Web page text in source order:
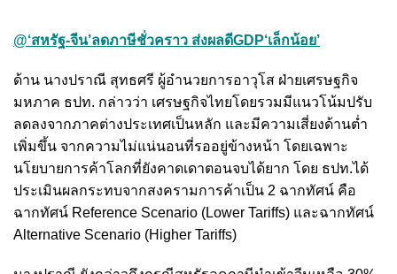
@‘สหรัฐ-จีน’ลดภาษีชั่วคราว ส่งผลดีGDP‘เล็กน้อย’
ด้าน นางปราณี สุทธศรี ผู้อำนวยการอาวุโส ฝ่ายเศรษฐกิจ
มหภาค ธปท. กล่าวว่า เศรษฐกิจไทยโดยรวมมีแนวโน้มปรับ
ลดลงจากภาคต่างประเทศเป็นหลัก และมีความเสี่ยงด้านต่ำ
เพิ่มขึ้น จากความไม่แน่นอนที่รออยู่ข้างหน้า โดยเฉพาะ
นโยบายการค้าโลกที่ยังคาดเดาตอนจบได้ยาก โดย ธปท.ได้
ประเมินผลกระทบจากสงครามการค้าเป็น 2 ฉากทัศน์ คือ
ฉากทัศน์ Reference Scenario (Lower Tariffs) และฉากทัศน์
Alternative Scenario (Higher Tariffs)